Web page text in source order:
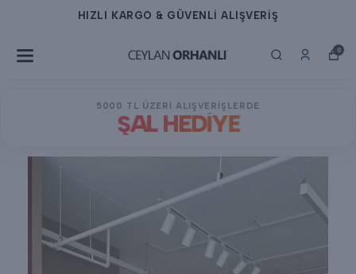
HIZLI KARGO & GÜVENLİ ALIŞVERİŞ
0
5000 TL ÜZERİ ALIŞVERİŞLERDE
ŞAL HEDİYE